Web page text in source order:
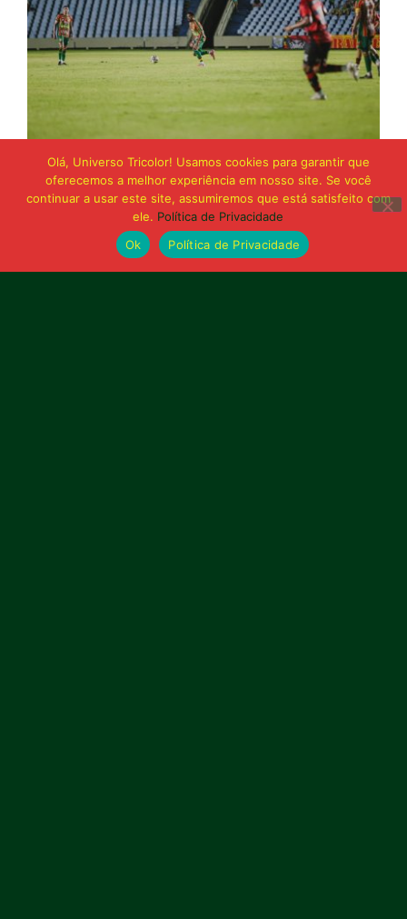
21 de junho de 2026
Sampaio é superado pelo Trem no Castelão
e buscará reação em Macapá
Olá, Universo Tricolor! Usamos cookies para garantir que
oferecemos a melhor experiência em nosso site. Se você
continuar a usar este site, assumiremos que está satisfeito com
ele. Política de Privacidade
Ok
Política de Privacidade